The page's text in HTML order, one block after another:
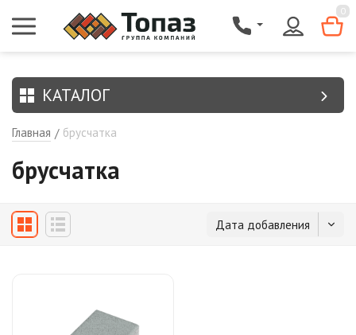
0
КАТАЛОГ
Главная / брусчатка
брусчатка
Дата добавления